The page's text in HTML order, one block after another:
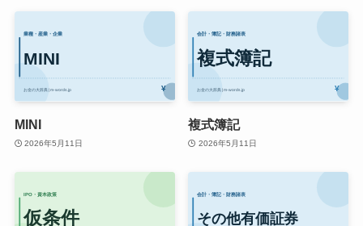
MINI
2026年5月11日
複式簿記
2026年5月11日